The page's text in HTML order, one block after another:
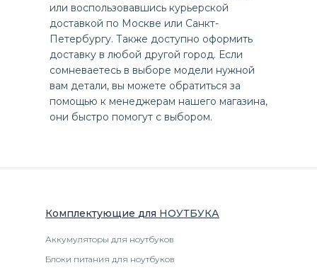
или воспользовавшись курьерской
доставкой по Москве или Санкт-
Петербургу. Также доступно оформить
доставку в любой другой город. Если
сомневаетесь в выборе модели нужной
вам детали, вы можете обратиться за
помощью к менеджерам нашего магазина,
они быстро помогут с выбором.
Комплектующие для НОУТБУКА
Аккумуляторы для ноутбуков
Блоки питания для ноутбуков